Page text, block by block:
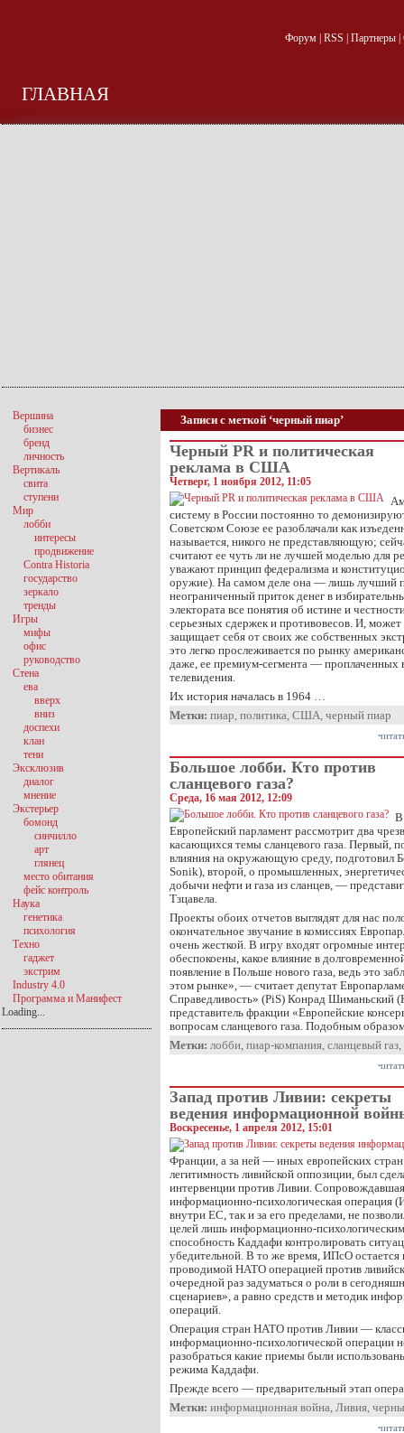
Форум| RSS Партнеры|
ГЛАВНАЯ
Записи с меткой ‘черный пиар’
Черный PR и политическая
реклама в США
Четверг, 1 ноября 2012, 11:05
систему в России постоянно то
Советском Союзе ее разоблачали как
называется, никого не представляющую;
считают ее чуть ли не лучшей моделью для
уважают принцип федерализма и
оружие). На самом деле она — лишь лучший
неограниченный приток денег в
электората все понятия об истине и
серьезных сдержек и противовесов. И, может
защищает себя от своих же собственных
это легко прослеживается по рынку
даже, ее премиум-сегмента — проплаченных
телевидения.
Их история началась в 1964 …
Метки: пиар, политика, США, черный пиар
Большое лобби. Кто против
сланцевого газа?
Среда, 16 мая 2012, 12:09
В
Европейский парламент рассмотрит два
касающихся темы сланцевого газа. Первый,
влияния на окружающую среду, подготовил
Sonik), второй, о промышленных,
добычи нефти и газа из сланцев, —
Тзцавела.
Проекты обоих отчетов выглядят для нас
окончательное звучание в комиссиях
очень жесткой. В игру входят огромные
обеспокоены, какое влияние в
появление в Польше нового газа, ведь это
этом рынке», — считает депутат
Справедливость» (PiS) Конрад Шиманьский
представитель фракции «Европейские
вопросам сланцевого газа. Подобным
Метки: лобби, пиар-компания, сланцевый газ,
Запад против Ливии: секреты
ведения информационной
Воскресенье, 1 апреля 2012, 15:01
Франции, а за ней — иных европейских
легитимность ливийской оппозиции, был
интервенции против Ливии.
информационно-психологическая операция
внутри ЕС, так и за его пределами, не
целей лишь информационно-
способность Каддафи контролировать
убедительной. В то же время, ИПсО
проводимой НАТО операцией против
очередной раз задуматься о роли в
сценариев», а равно средств и методик
операций.
Операция стран НАТО против Ливии —
информационно-психологической операции
разобраться какие приемы были
режима Каддафи.
Прежде всего — предварительный этап
Метки: информационная война, Ливия,
Вершина
бизнес
бренд
личность
Вертикаль
свита
ступени
Мир
лобби
интересы
продвижение
Contra Historia
государство
зеркало
тренды
Игры
мифы
офис
руководство
Стена
ева
вверх
вниз
доспехи
клан
тени
Эксклюзив
диалог
мнение
Экстерьер
бомонд
синчилло
арт
глянец
место обитания
фейс контроль
Наука
генетика
психология
Техно
гаджет
экстрим
Industry 4.0
Программа и Манифест
Loading...